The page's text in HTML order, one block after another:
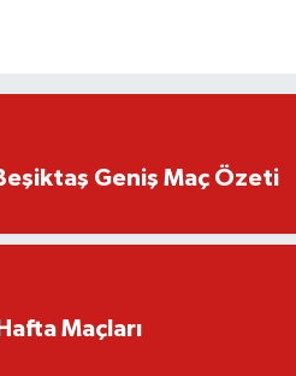
Geniş Maç Özeti
Maçları